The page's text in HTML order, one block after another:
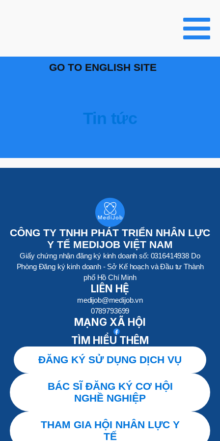
GO TO ENGLISH SITE
Tin tức
CÔNG TY TNHH PHÁT TRIỂN NHÂN LỰC
Y TẾ MEDIJOB VIỆT NAM
Giấy chứng nhận đăng ký kinh doanh số: 0316414938 Do
Phòng Đăng ký kinh doanh - Sở Kế hoạch và Đầu tư Thành
phố Hồ Chí Minh
LIÊN HỆ
medijob@medijob.vn
0789793699
MẠNG XÃ HỘI
TÌM HIỂU THÊM
ĐĂNG KÝ SỬ DỤNG DỊCH VỤ
BÁC SĨ ĐĂNG KÝ CƠ HỘI
NGHỀ NGHIỆP
THAM GIA HỘI NHÂN LỰC Y
TẾ